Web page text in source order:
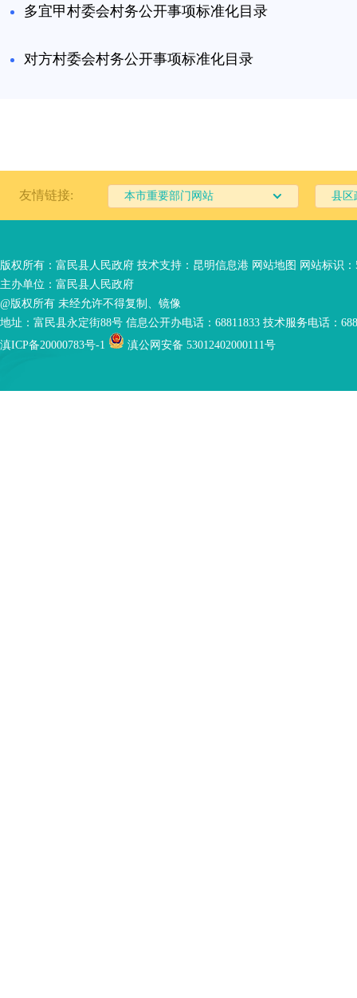
多宜甲村委会村务公开事项标准化目录
对方村委会村务公开事项标准化目录
友情链接: 本市重要部门网站 县区
版权所有：富民县人民政府 技术支持： 昆明信息港 网站地图 网站标识：
主办单位：富民县人民政府
@版权所有 未经允许不得复制、镜像
地址：富民县永定街88号 信息公开办电话：68811833 技术服务电话：
滇ICP备20000783号-1
滇公网安备 53012402000111号